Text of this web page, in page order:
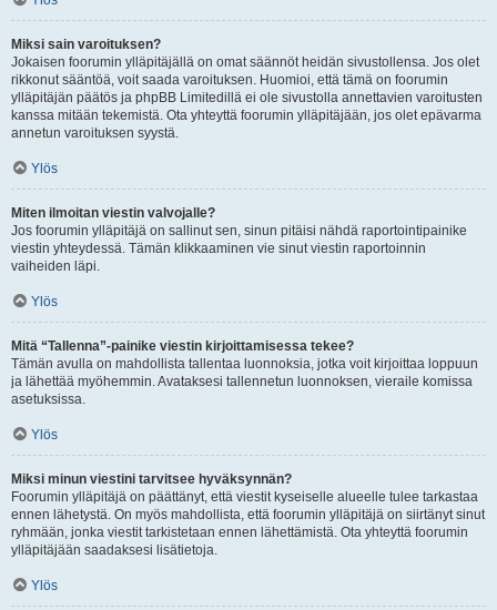
Miksi sain varoituksen?
Jokaisen foorumin ylläpitäjällä on omat säännöt heidän sivustollensa. Jos olet
rikkonut sääntöä, voit saada varoituksen. Huomioi, että tämä on foorumin
ylläpitäjän päätös ja phpBB Limitedillä ei ole sivustolla annettavien varoitusten
kanssa mitään tekemistä. Ota yhteyttä foorumin ylläpitäjään, jos olet epävarma
annetun varoituksen syystä.
Ylös
Miten ilmoitan viestin valvojalle?
Jos foorumin ylläpitäjä on sallinut sen, sinun pitäisi nähdä raportointipainike
viestin yhteydessä. Tämän klikkaaminen vie sinut viestin raportoinnin
vaiheiden läpi.
Ylös
Mitä “Tallenna”-painike viestin kirjoittamisessa tekee?
Tämän avulla on mahdollista tallentaa luonnoksia, jotka voit kirjoittaa loppuun
ja lähettää myöhemmin. Avataksesi tallennetun luonnoksen, vieraile komissa
asetuksissa.
Ylös
Miksi minun viestini tarvitsee hyväksynnän?
Foorumin ylläpitäjä on päättänyt, että viestit kyseiselle alueelle tulee tarkastaa
ennen lähetystä. On myös mahdollista, että foorumin ylläpitäjä on siirtänyt sinut
ryhmään, jonka viestit tarkistetaan ennen lähettämistä. Ota yhteyttä foorumin
ylläpitäjään saadaksesi lisätietoja.
Ylös